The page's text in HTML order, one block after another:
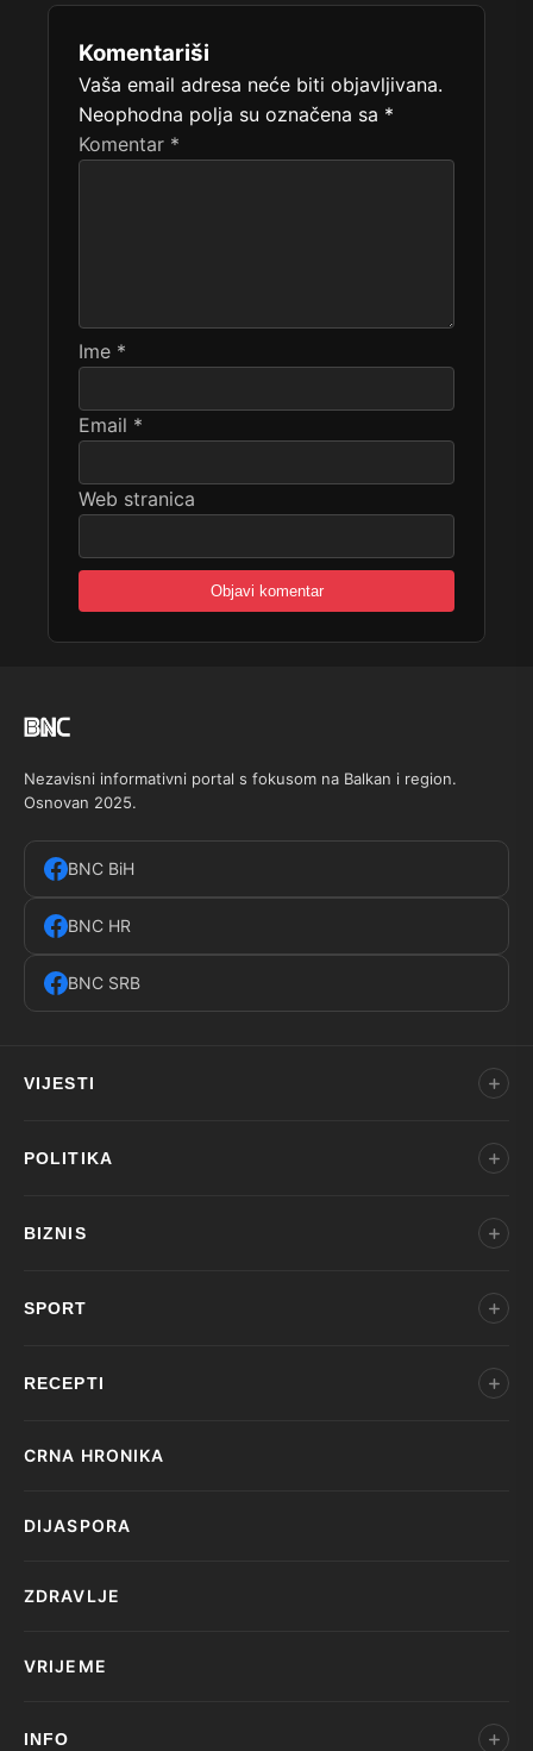
Komentariši
Vaša email adresa neće biti objavljivana.
Neophodna polja su označena sa *
Komentar *
Ime *
Email *
Web stranica
Nezavisni informativni portal s fokusom na Balkan i region.
Osnovan 2025.
BNC BiH
BNC HR
BNC SRB
VIJESTI
POLITIKA
BIZNIS
SPORT
RECEPTI
CRNA HRONIKA
DIJASPORA
ZDRAVLJE
VRIJEME
INFO